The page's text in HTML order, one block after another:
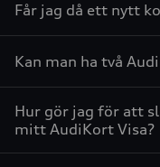
Får jag då ett nytt
Kan man ha två
Hur gör jag för att
mitt AudiKort Visa?